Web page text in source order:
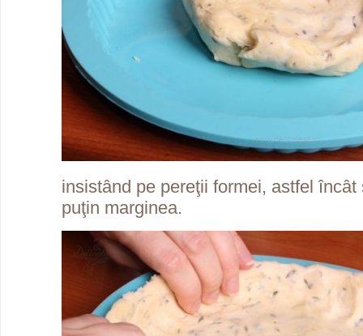
insistând pe pereţii formei, astfel încât
puţin marginea.